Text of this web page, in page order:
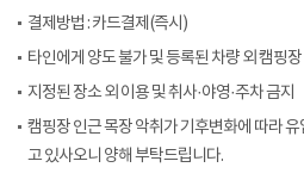
결제방법 : 카드결제(즉시)
타인에게 양도 불가 및 등록된 차량 외 캠핑
지정된 장소 외 이용 및 취사·야영·주차 금지
캠핑장 인근 목장 악취가 기후변화에 따라
고 있사오니 양해 부탁드립니다.